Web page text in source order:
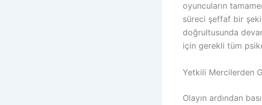
oyuncuların
süreci şeffaf bir
doğrultusunda
için gerekli tüm
Yetkili Mercilerden
Olayın ardından